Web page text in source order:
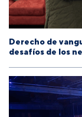
Derecho de
desafíos de los